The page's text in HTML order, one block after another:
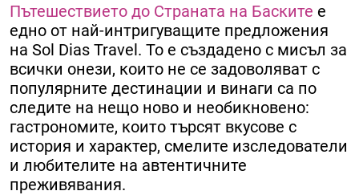
Пътешествието до Страната на Баските е
едно от най-интригуващите предложения
на Sol Dias Travel. То е създадено с мисъл за
всички онези, които не се задоволяват с
популярните дестинации и винаги са по
следите на нещо ново и необикновено:
гастрономите, които търсят вкусове с
история и характер, смелите изследователи
и любителите на автентичните
преживявания.